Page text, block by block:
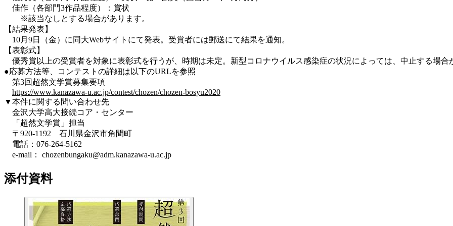
佳作（各部門3作品程度）：賞状
※該当なしとする場合があります。
【結果発表】
10月9日（金）に同大Webサイトにて発表。受賞者には郵送にて結果を通知。
【表彰式】
優秀賞以上の受賞者を対象に表彰式を行うが、時期は未定。新型コロナウイルス感染症の状況によっては、中止する場合
●応募方法等、コンテストの詳細は以下のURLを参照
第3回超然文学賞募集要項
https://www.kanazawa-u.ac.jp/contest/chozen/chozen-bosyu2020
▼本件に関する問い合わせ先
金沢大学高大接続コア・センター
「超然文学賞」担当
〒920-1192 石川県金沢市角間町
電話：076-264-5162
e-mail： chozenbungaku@adm.kanazawa-u.ac.jp
添付資料